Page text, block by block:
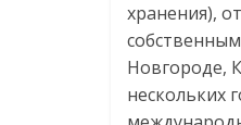
хранения),
Новгороде,
нескольких